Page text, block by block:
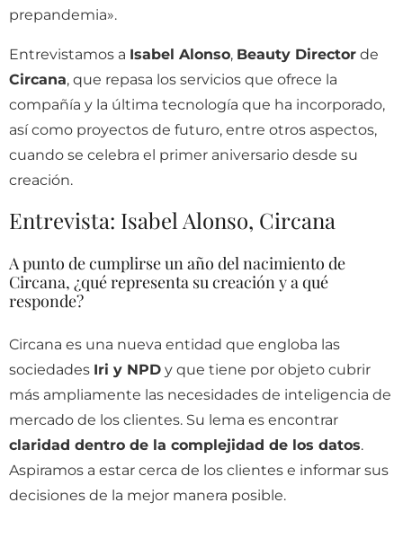
prepandemia».
Entrevistamos a Isabel Alonso, Beauty Director de
Circana, que repasa los servicios que ofrece la
compañía y la última tecnología que ha incorporado,
así como proyectos de futuro, entre otros aspectos,
cuando se celebra el primer aniversario desde su
creación.
Entrevista: Isabel Alonso, Circana
A punto de cumplirse un año del nacimiento de
Circana, ¿qué representa su creación y a qué
responde?
Circana es una nueva entidad que engloba las
sociedades Iri y NPD y que tiene por objeto cubrir
más ampliamente las necesidades de inteligencia de
mercado de los clientes. Su lema es encontrar
claridad dentro de la complejidad de los datos.
Aspiramos a estar cerca de los clientes e informar sus
decisiones de la mejor manera posible.